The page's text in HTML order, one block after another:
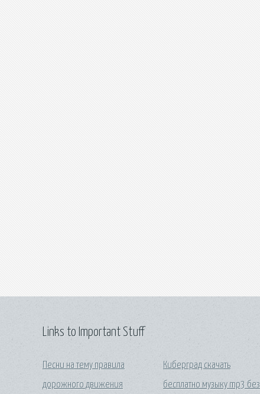
Links to Important Stuff
Песни на тему правила
дорожного движения
Киберград скачать
бесплатно музыку mp3 без